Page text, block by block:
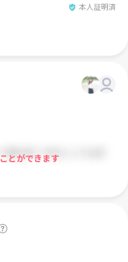
本人証明済
とができます